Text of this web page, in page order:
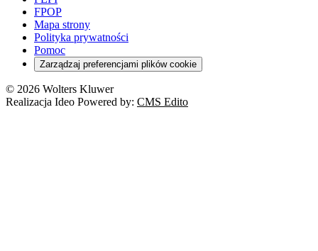
FPOP
Mapa strony
Polityka prywatności
Pomoc
Zarządzaj preferencjami plików cookie
© 2026 Wolters Kluwer
Realizacja Ideo Powered by: CMS Edito